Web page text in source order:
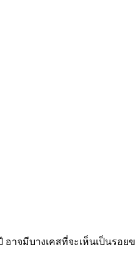
าจมีบางเคสที่จะเห็นเป็นรอย